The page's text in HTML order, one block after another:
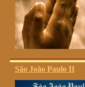
São João Paulo II